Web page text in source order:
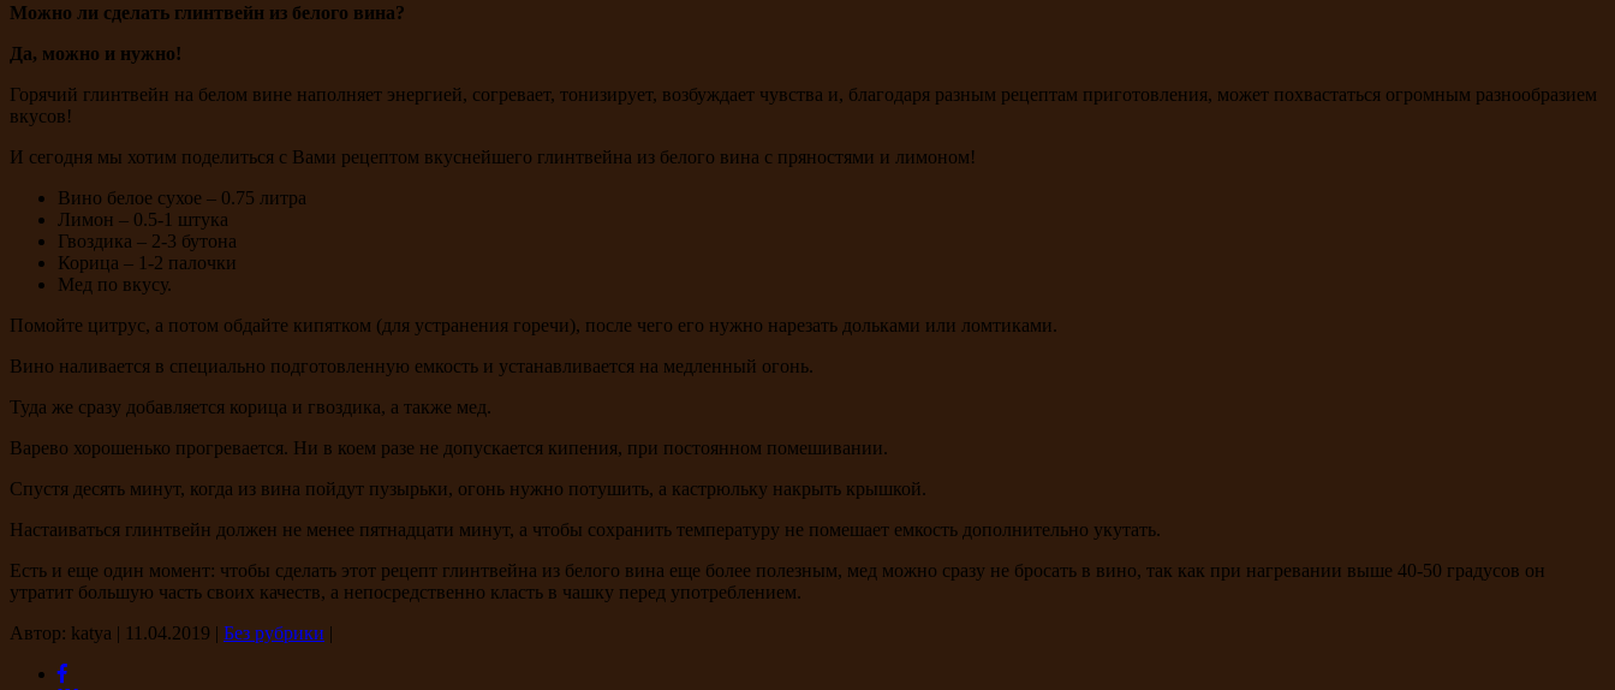
Можно ли сделать глинтвейн из белого вина?
Да, можно и нужно!
Горячий глинтвейн на белом вине наполняет энергией, согревает, тонизирует, возбуждает чувства и, благодаря разным рецептам приготовления, может похвастаться огромным разнообразием
вкусов!
И сегодня мы хотим поделиться с Вами рецептом вкуснейшего глинтвейна из белого вина с пряностями и лимоном!
Вино белое сухое – 0.75 литра
Лимон – 0.5-1 штука
Гвоздика – 2-3 бутона
Корица – 1-2 палочки
Мед по вкусу.
Помойте цитрус, а потом обдайте кипятком (для устранения горечи), после чего его нужно нарезать дольками или ломтиками.
Вино наливается в специально подготовленную емкость и устанавливается на медленный огонь.
Туда же сразу добавляется корица и гвоздика, а также мед.
Варево хорошенько прогревается. Ни в коем разе не допускается кипения, при постоянном помешивании.
Спустя десять минут, когда из вина пойдут пузырьки, огонь нужно потушить, а кастрюльку накрыть крышкой.
Настаиваться глинтвейн должен не менее пятнадцати минут, а чтобы сохранить температуру не помешает емкость дополнительно укутать.
Есть и еще один момент: чтобы сделать этот рецепт глинтвейна из белого вина еще более полезным, мед можно сразу не бросать в вино, так как при нагревании выше 40-50 градусов он
утратит большую часть своих качеств, а непосредственно класть в чашку перед употреблением.
Автор: katya | 11.04.2019 | Без рубрики |